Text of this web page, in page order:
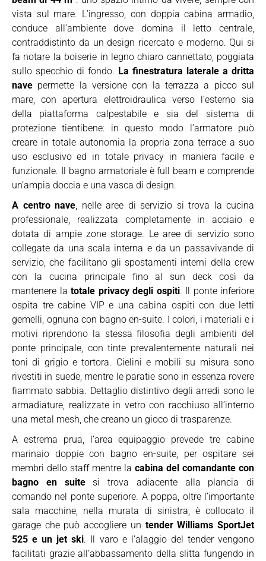
vista sul mare. L’ingresso, con doppia cabina armadio,
conduce all’ambiente dove domina il letto centrale,
contraddistinto da un design ricercato e moderno. Qui si
fa notare la boiserie in legno chiaro cannettato, poggiata
sullo specchio di fondo. La finestratura laterale a dritta
nave permette la versione con la terrazza a picco sul
mare, con apertura elettroidraulica verso l’esterno sia
della piattaforma calpestabile e sia del sistema di
protezione tientibene: in questo modo l’armatore può
creare in totale autonomia la propria zona terrace a suo
uso esclusivo ed in totale privacy in maniera facile e
funzionale. Il bagno armatoriale è full beam e comprende
un’ampia doccia e una vasca di design.
A centro nave , nelle aree di servizio si trova la cucina
professionale, realizzata completamente in acciaio e
dotata di ampie zone storage. Le aree di servizio sono
collegate da una scala interna e da un passavivande di
servizio, che facilitano gli spostamenti interni della crew
con la cucina principale fino al sun deck così da
mantenere la totale privacy degli ospiti. Il ponte inferiore
ospita tre cabine VIP e una cabina ospiti con due letti
gemelli, ognuna con bagno en-suite. I colori, i materiali e i
motivi riprendono la stessa filosofia degli ambienti del
ponte principale, con tinte prevalentemente naturali nei
toni di grigio e tortora. Cielini e mobili su misura sono
rivestiti in suede, mentre le paratie sono in essenza rovere
fiammato sabbia. Dettaglio distintivo degli arredi sono le
armadiature, realizzate in vetro con racchiuso all’interno
una metal mesh, che creano un gioco di trasparenze.
A estrema prua, l’area equipaggio prevede tre cabine
marinaio doppie con bagno en-suite, per ospitare sei
membri dello staff mentre la cabina del comandante con
bagno en suitesi trova adiacente alla plancia di
comando nel ponte superiore. A poppa, oltre l’importante
sala macchine, nella murata di sinistra, è collocato il
garage che può accogliere un tender Williams SportJet
525 e un jet ski. Il varo e l’alaggio del tender vengono
facilitati grazie all’abbassamento della slitta fungendo in